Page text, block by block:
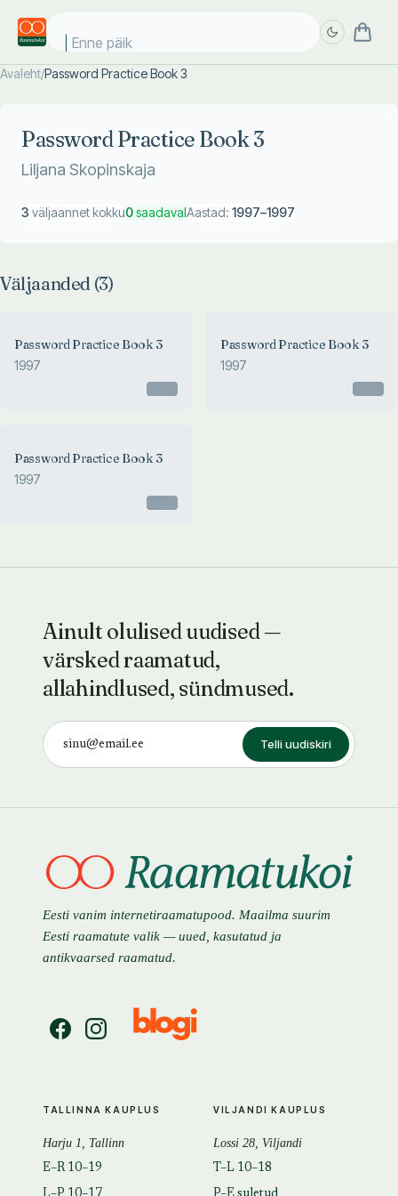
Enne päike
Avaleht/Password Practice Book 3
Password Practice Book 3
Liljana Skopinskaja
3 väljaannet kokku0saadavalAastad: 1997–1997
Väljaanded (3)
Password Practice Book 3
1997
Password Practice Book 3
1997
Password Practice Book 3
1997
Ainult olulised uudised —
värsked raamatud,
allahindlused, sündmused.
Telli uudiskiri
Eesti vanim internetiraamatupood. Maailma suurim
Eesti raamatute valik — uued, kasutatud ja
antikvaarsed raamatud.
TALLINNA KAUPLUS
Harju 1, Tallinn
E–R 10–19
VILJANDI KAUPLUS
Lossi 28, Viljandi
T–L 10–18